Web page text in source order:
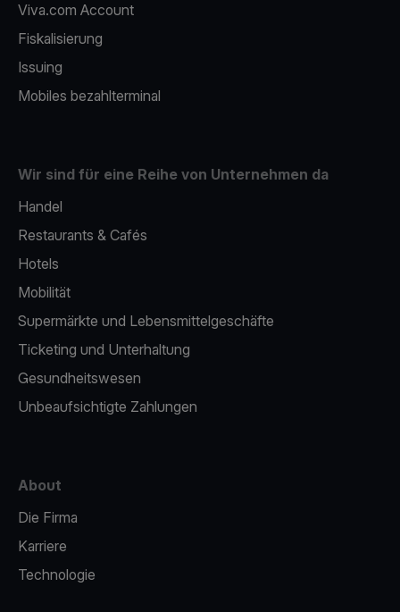
Viva.com Account
Fiskalisierung
Issuing
Mobiles bezahlterminal
Wir sind für eine Reihe von Unternehmen da
Handel
Restaurants & Cafés
Hotels
Mobilität
Supermärkte und Lebensmittelgeschäfte
Ticketing und Unterhaltung
Gesundheitswesen
Unbeaufsichtigte Zahlungen
About
Die Firma
Karriere
Technologie